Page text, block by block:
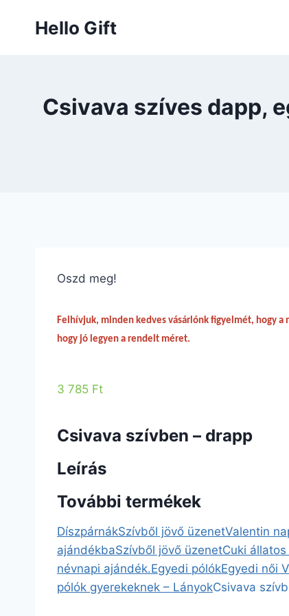
Hello Gift
Csivava szíves dapp,
Oszd meg!
Felhívjuk, minden kedves vásárlónk figyelmét, hogy
hogy jó legyen a rendelt méret.
3 785 Ft
Csivava szívben – drapp
Leírás
További termékek
DíszpárnákSzívből jövő üzenetValentin
ajándékbaSzívből jövő üzenetCuki
névnapi ajándék.Egyedi pólókEgyedi női
pólók gyerekeknek – LányokCsivava